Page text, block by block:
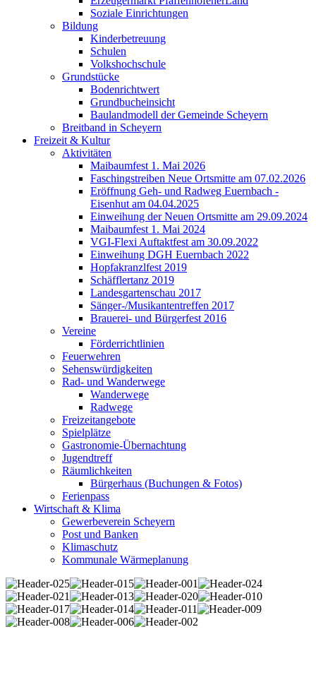
Soziale Einrichtungen
Bildung
Kinderbetreuung
Schulen
Volkshochschule
Grundstücke
Bodenrichtwert
Grundbucheinsicht
Baulandmodell der Gemeinde Scheyern
Breitband in Scheyern
Freizeit & Kultur
Aktivitäten
Maibaumfest 1. Mai 2026
Faschingstreiben Neue Ortsmitte am 07.02.2026
Eröffnung Geh- und Radweg Euernbach -
Eisenhut am 04.04.2025
Einweihung der Neuen Ortsmitte am 29.09.2024
Maibaumfest 1. Mai 2024
VGI-Flexi Auftaktfest am 30.09.2022
Einweihung DGH Euernbach 2022
Hopfakranzlfest 2019
Schäfflertanz 2019
Landesgartenschau 2017
Sänger-/Musikantentreffen 2017
Brauerei- und Bürgerfest 2016
Vereine
Förderrichtlinien
Feuerwehren
Sehenswürdigkeiten
Rad- und Wanderwege
Wanderwege
Radwege
Freizeitangebote
Spielplätze
Gastronomie-Übernachtung
Jugendtreff
Räumlichkeiten
Bürgerhaus (Buchungen & Fotos)
Ferienpass
Wirtschaft & Klima
Gewerbeverein Scheyern
Post und Banken
Klimaschutz
Kommunale Wärmeplanung